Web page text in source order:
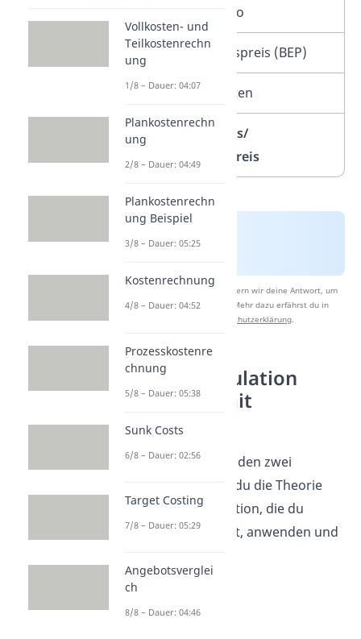
Lieferskonto
= Bareinkaufspreis (BEP)
+ Bezugskosten
=
Bezugspreis/
Einstandspreis
Nach Beantwortung speichern wir deine Antwort, um
Studyflix zu verbessern. Mehr dazu erfährst du in
Datenschutzerklärung
Bezugskalkulation
Aufgaben mit
Lösungen
Mithilfe der folgenden zwei
Beispielen kannst du die Theorie
zur Bezugskalkulation, die du
bisher gelernt hast, anwenden und
Vollkosten- und
Teilkostenrechn
ung
1/8 – Dauer: 04:07
Plankostenrechn
ung
2/8 – Dauer: 04:49
Plankostenrechn
ung Beispiel
3/8 – Dauer: 05:25
Kostenrechnung
4/8 – Dauer: 04:52
Prozesskostenre
chnung
5/8 – Dauer: 05:38
Sunk Costs
6/8 – Dauer: 02:56
Target Costing
7/8 – Dauer: 05:29
Angebotsverglei
ch
8/8 – Dauer: 04:46